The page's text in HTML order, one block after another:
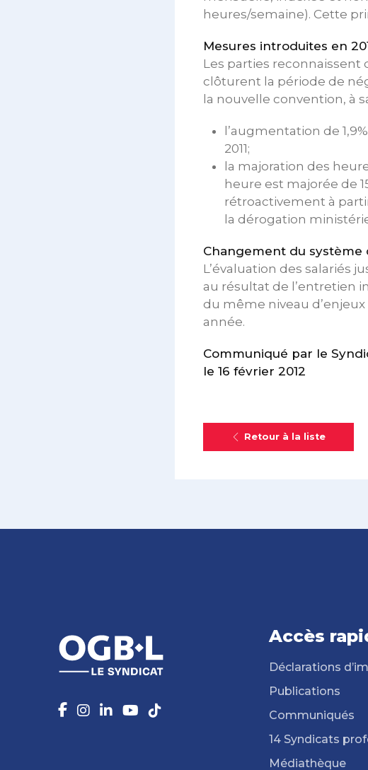
heures/semaine). Cette
Mesures introduites en
Les parties reconnaissent
clôturent la période de
la nouvelle convention, à
l’augmentation de
2011;
la majoration des
heure est majorée de
rétroactivement à
la dérogation
Changement du système
L’évaluation des salariés
au résultat de l’entretien
du même niveau
année.
Communiqué par le
le 16 février 2012
Retour à la liste
Accès
Déclarations
Publications
Communiqués
14 Syndicats
Médiathèque